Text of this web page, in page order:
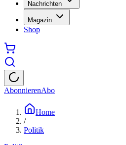
Nachrichten
Magazin
Shop
AbonnierenAbo
Home
/
Politik